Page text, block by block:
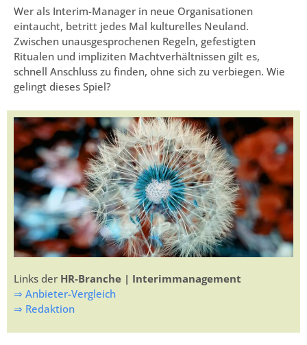
Wer als Interim-Manager in neue Organisationen
eintaucht, betritt jedes Mal kulturelles Neuland.
Zwischen unausgesprochenen Regeln, gefestigten
Ritualen und impliziten Machtverhältnissen gilt es,
schnell Anschluss zu finden, ohne sich zu verbiegen. Wie
gelingt dieses Spiel?
Links der HR-Branche | Interimmanagement
⇒ Anbieter-Vergleich
⇒ Redaktion